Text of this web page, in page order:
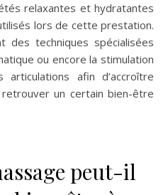
relaxantes et hydratantes
lors de cette prestation.
des techniques spécialisées
ou encore la stimulation
afin d’accroître
un certain bien-être
peut-il